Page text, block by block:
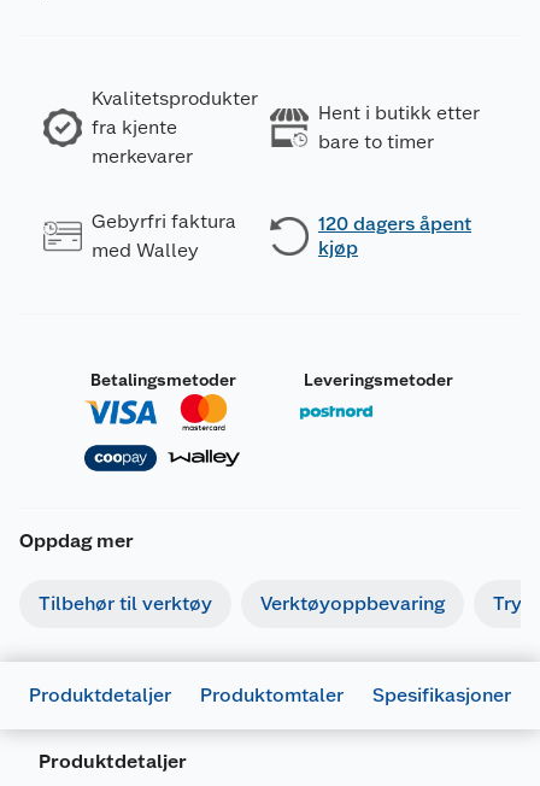
Kvalitetsprodukter
fra kjente
merkevarer
Hent i butikk etter
bare to timer
Gebyrfri faktura
med Walley
120 dagers åpent
kjøp
Betalingsmetoder Leveringsmetoder
Oppdag mer
Tilbehør til verktøy Verktøyoppbevaring
Produktdetaljer Produktomtaler Spesifikasjoner
Produktdetaljer